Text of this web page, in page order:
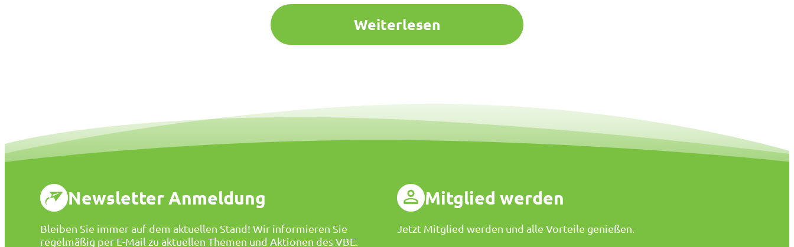
Weiterlesen
Newsletter Anmeldung
Bleiben Sie immer auf dem aktuellen Stand! Wir informieren Sie
regelmäßig per E-Mail zu aktuellen Themen und Aktionen des VBE.
Mitglied werden
Jetzt Mitglied werden und alle Vorteile genießen.